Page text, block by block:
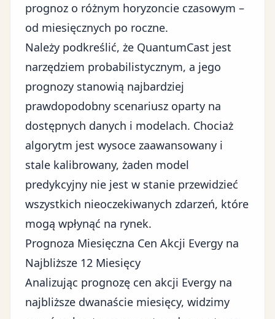
prognoz o różnym horyzoncie czasowym –
od miesięcznych po roczne.
Należy podkreślić, że QuantumCast jest
narzędziem probabilistycznym, a jego
prognozy stanowią najbardziej
prawdopodobny scenariusz oparty na
dostępnych danych i modelach. Chociaż
algorytm jest wysoce zaawansowany i
stale kalibrowany, żaden model
predykcyjny nie jest w stanie przewidzieć
wszystkich nieoczekiwanych zdarzeń, które
mogą wpłynąć na rynek.
Prognoza Miesięczna Cen Akcji Evergy na
Najbliższe 12 Miesięcy
Analizując prognozę cen akcji Evergy na
najbliższe dwanaście miesięcy, widzimy